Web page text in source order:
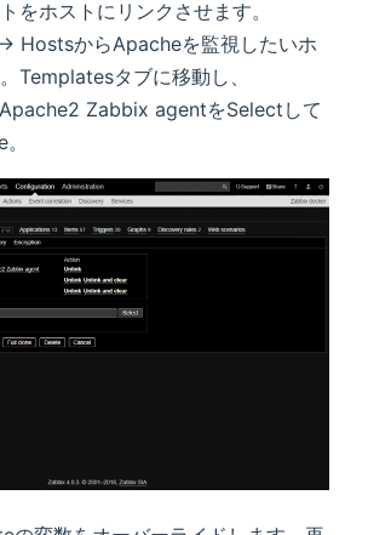
をホストにリンクさせます。
HostsからApacheを監視したいホ
Templatesタブに移動し、
Zabbix agentをSelectして